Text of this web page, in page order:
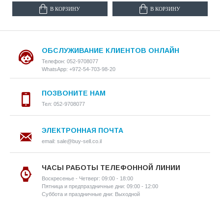
В КОРЗИНУ В КОРЗИНУ
ОБСЛУЖИВАНИЕ КЛИЕНТОВ ОНЛАЙН
Телефон: 052-9708077
WhatsApp: +972-54-703-98-20
ПОЗВОНИТЕ НАМ
Тел: 052-9708077
ЭЛЕКТРОННАЯ ПОЧТА
email: sale@buy-sell.co.il
ЧАСЫ РАБОТЫ ТЕЛЕФОННОЙ ЛИНИИ
Воскресенье - Четверг: 09:00 - 18:00
Пятница и предпраздничные дни: 09:00 - 12:00
Суббота и праздничные дни: Выходной